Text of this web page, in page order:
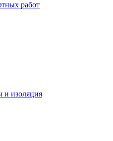
работ
и изоляция